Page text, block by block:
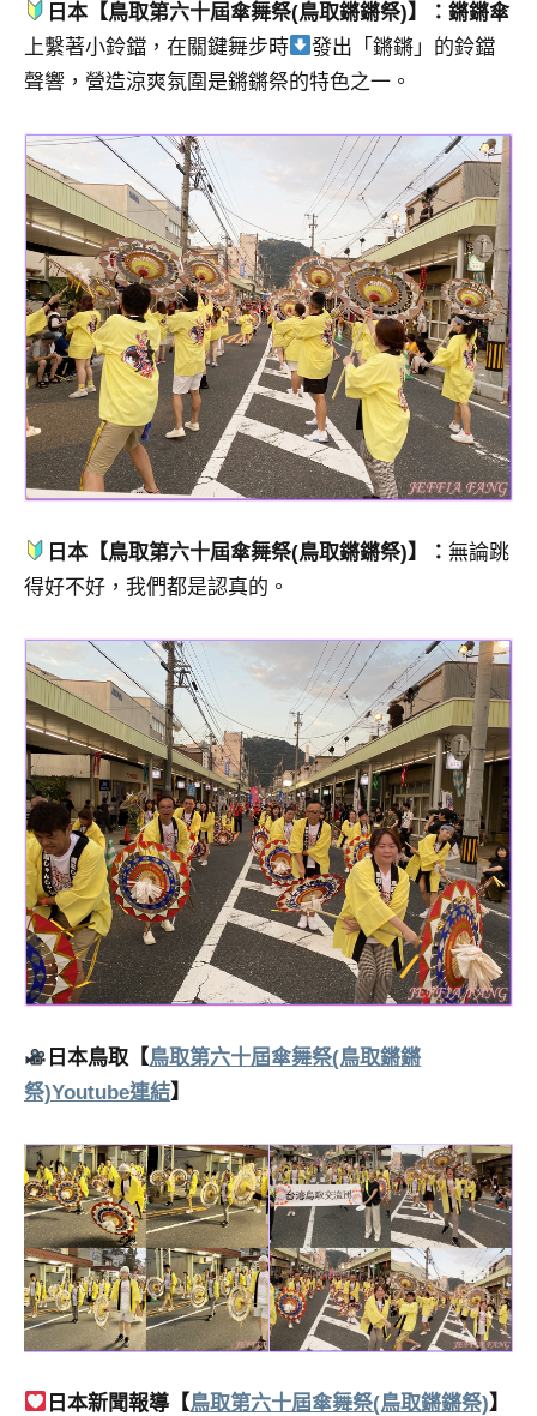
日本【鳥取第六十屆傘舞祭(鳥取鏘鏘祭)】：鏘鏘傘
上繫著小鈴鐺，在關鍵舞步時
發出「鏘鏘」的鈴鐺
聲響，營造涼爽氛圍是鏘鏘祭的特色之一。
日本【鳥取第六十屆傘舞祭(鳥取鏘鏘祭)】：無論跳
得好不好，我們都是認真的。
日本鳥取【鳥取第六十屆傘舞祭(鳥取鏘鏘
祭)Youtube連結】
日本新聞報導【鳥取第六十屆傘舞祭(鳥取鏘鏘祭)】